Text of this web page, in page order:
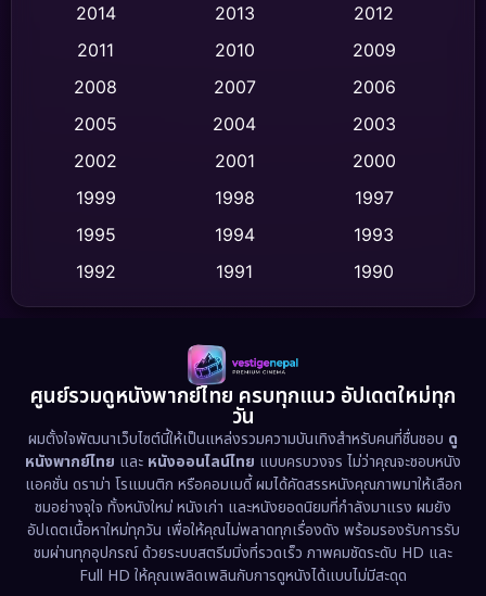
Crime อาชญากรรม (532)
Cult Film
Dance เต้น (10)
Detective สืบสวน (62)
Disaster (13)
Disney+ (5)
Documentary สารคดี (94)
Drama ดราม่า (1,513)
Dystopian (17)
2014
2013
2012
2011
2010
2009
2008
2007
2006
2005
2004
2003
2002
2001
2000
1999
1998
1997
1995
1994
1993
1992
1991
1990
1989
1988
1986
1983
1978
1974
1962
ศูนย์รวมดูหนังพากย์ไทย ครบทุกแนว อัปเดตใหม่ทุก
วัน
ผมตั้งใจพัฒนาเว็บไซต์นี้ให้เป็นแหล่งรวมความบันเทิงสำหรับคนที่ชื่นชอบ ดู
หนังพากย์ไทย และ หนังออนไลน์ไทย แบบครบวงจร ไม่ว่าคุณจะชอบหนัง
แอคชั่น ดราม่า โรแมนติก หรือคอมเมดี้ ผมได้คัดสรรหนังคุณภาพมาให้เลือก
ชมอย่างจุใจ ทั้งหนังใหม่ หนังเก่า และหนังยอดนิยมที่กำลังมาแรง ผมยัง
อัปเดตเนื้อหาใหม่ทุกวัน เพื่อให้คุณไม่พลาดทุกเรื่องดัง พร้อมรองรับการรับ
ชมผ่านทุกอุปกรณ์ ด้วยระบบสตรีมมิ่งที่รวดเร็ว ภาพคมชัดระดับ HD และ
Full HD ให้คุณเพลิดเพลินกับการดูหนังได้แบบไม่มีสะดุด